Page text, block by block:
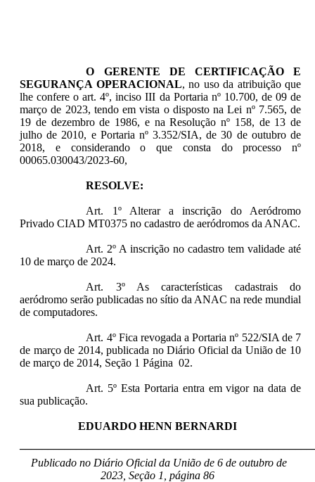
O GERENTE DE CERTIFICAÇÃO E
SEGURANÇA OPERACIONAL, no uso da atribuição que
lhe confere o art. 4º, inciso III da Portaria nº 10.700, de 09 de
março de 2023, tendo em vista o disposto na Lei nº 7.565, de
19 de dezembro de 1986, e na Resolução nº 158, de 13 de
julho de 2010, e Portaria nº 3.352/SIA, de 30 de outubro de
2018, e considerando o que consta do processo nº
00065.030043/2023-60,
RESOLVE:
Art. 1º Alterar a inscrição do Aeródromo
Privado CIAD MT0375 no cadastro de aeródromos da ANAC.
Art. 2º A inscrição no cadastro tem validade até
10 de março de 2024.
Art. 3º As características cadastrais do
aeródromo serão publicadas no sítio da ANAC na rede mundial
de computadores.
Art. 4º Fica revogada a Portaria nº 522/SIA de 7
de março de 2014, publicada no Diário Oficial da União de 10
de março de 2014, Seção 1 Página 02.
Art. 5º Esta Portaria entra em vigor na data de
sua publicação.
EDUARDO HENN BERNARDI
Publicado no Diário Oficial da União de 6 de outubro de
2023, Seção 1, página 86